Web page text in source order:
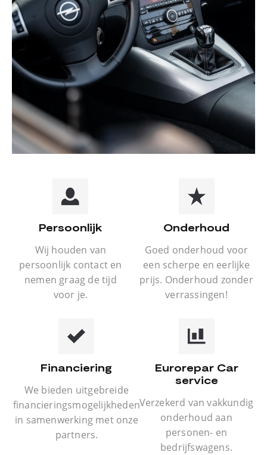
Persoonlijk
Wij houden van
persoonlijk contact en
nemen graag de tijd
voor je.
Onderhoud
Goed onderhoud voor
een scherpe en eerlijke
prijs. Onderhoud zonder
verrassingen!
Financiering
We bieden uitgebreide
financieringsmogelijkheden
in samenwerking met onze
partners.
Eurorepar Car
service
Verzekerd van vakkundig
onderhoud aan
personen- en
bedrijfswagens.